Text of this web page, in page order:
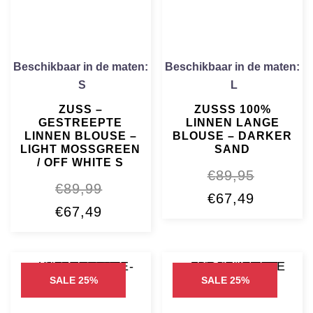
Beschikbaar in de maten:
S
ZUSS –
GESTREEPTE
LINNEN BLOUSE –
LIGHT MOSSGREEN
/ OFF WHITE S
€89,99
Oorspronkelijke
€89,99.
€67,49
€67,49.
Beschikbaar in de maten:
L
ZUSSS 100%
LINNEN LANGE
BLOUSE – DARKER
SAND
€89,95
Oorspronkelijke
€89,95.
€67,49
€67,49.
SALE 25% SALE 25%